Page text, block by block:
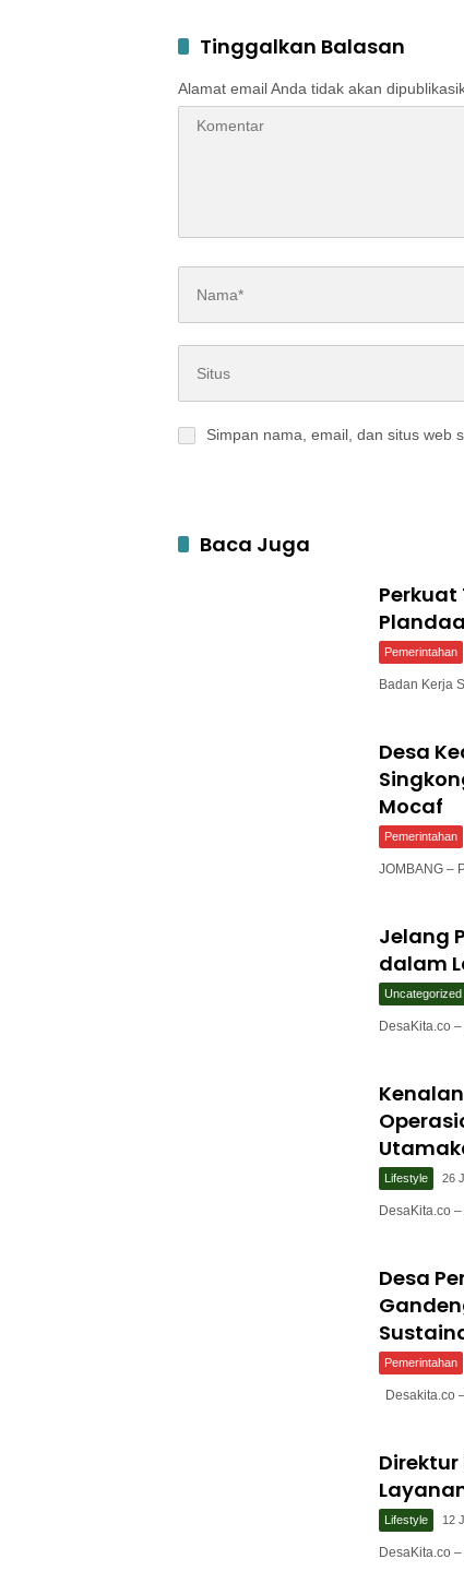
Tinggalkan Balasan
Alamat email Anda tidak akan
Simpan nama, email, dan situs web
Baca Juga
Perkuat
Pemerintahan
Badan Kerja
Desa
Mocaf
Pemerintahan
JOMBANG –
Jelang
dalam
Uncategorized
DesaKita.co
Lifestyle 26
DesaKita.co
Desa
Pemerintahan
Desakita.co
Lifestyle 12
DesaKita.co